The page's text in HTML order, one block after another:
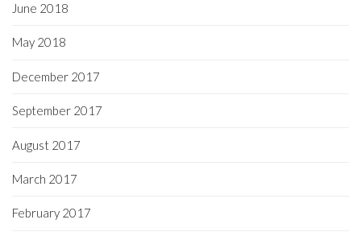
June 2018
May 2018
December 2017
September 2017
August 2017
March 2017
February 2017